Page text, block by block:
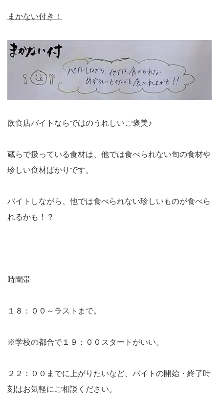
まかない付き！
飲食店バイトならではのうれしいご褒美♪
蔵らで扱っている食材は、他では食べられない旬の食材や
珍しい食材ばかりです。
バイトしながら、他では食べられない珍しいものが食べら
れるかも！？
時間帯
１８：００～ラストまで。
※学校の都合で１９：００スタートがいい。
２２：００までに上がりたいなど、バイトの開始・終了時
刻はお気軽にご相談ください。